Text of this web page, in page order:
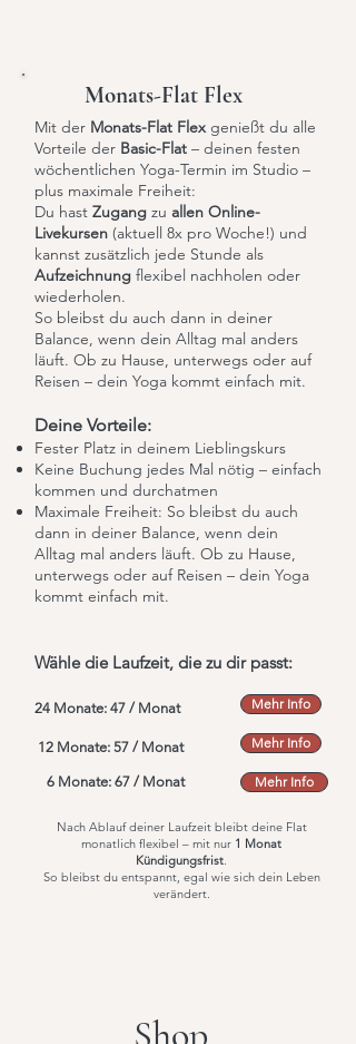
Monats-Flat Flex
Mit der Monats-Flat Flexgenießt du alle
Vorteile der Basic-Flat – deinen festen
wöchentlichen Yoga-Termin im Studio –
plus maximale Freiheit:
Du hast Zugang zu allen Online-
Livekursen (aktuell 8x pro Woche!) und
kannst zusätzlich jede Stunde als
Aufzeichnung flexibel nachholen oder
wiederholen.
So bleibst du auch dann in deiner
Balance, wenn dein Alltag mal anders
läuft. Ob zu Hause, unterwegs oder auf
Reisen – dein Yoga kommt einfach mit.
Deine Vorteile:
Fester Platz in deinem Lieblingskurs
Keine Buchung jedes Mal nötig – einfach
kommen und durchatmen
Maximale Freiheit: So bleibst du auch
dann in deiner Balance, wenn dein
Alltag mal anders läuft. Ob zu Hause,
unterwegs oder auf Reisen – dein Yoga
kommt einfach mit.
Wähle die Laufzeit, die zu dir passt:
24 Monate: 47 / Monat Mehr Info
12 Monate: 57 / Monat Mehr Info
6 Monate: 67 / Monat Mehr Info
Nach Ablauf deiner Laufzeit bleibt deine Flat
monatlich flexibel – mit nur 1 Monat
Kündigungsfrist.
So bleibst du entspannt, egal wie sich dein Leben
verändert.